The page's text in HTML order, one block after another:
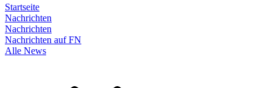
Startseite
Nachrichten
Nachrichten
Nachrichten auf FN
Alle News